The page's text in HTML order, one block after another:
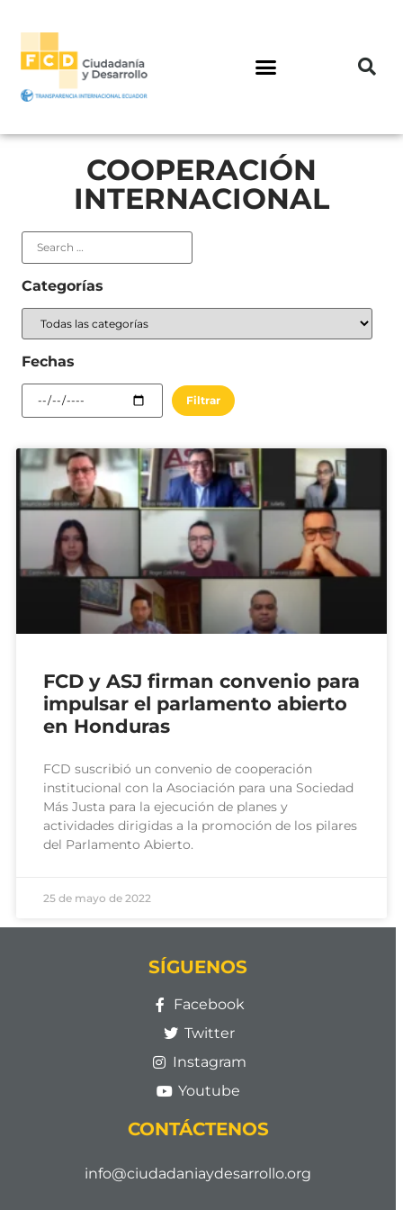
COOPERACIÓN
INTERNACIONAL
Categorías
Fechas
FCD y ASJ firman convenio para
impulsar el parlamento abierto
en Honduras
FCD suscribió un convenio de cooperación
institucional con la Asociación para una Sociedad
Más Justa para la ejecución de planes y
actividades dirigidas a la promoción de los pilares
del Parlamento Abierto.
25 de mayo de 2022
SÍGUENOS
Facebook
Twitter
Instagram
Youtube
CONTÁCTENOS
info@ciudadaniaydesarrollo.org